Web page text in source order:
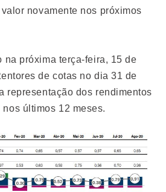
novamente nos próximos
na próxima terça-feira, 15 de
de cotas no dia 31 de
representação dos rendimentos
últimos 12 meses.